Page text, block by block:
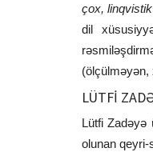
çox,
dil
(ölçülməyən,
LÜTFİ
Lütfi Zadəyə
olunan qeyri-